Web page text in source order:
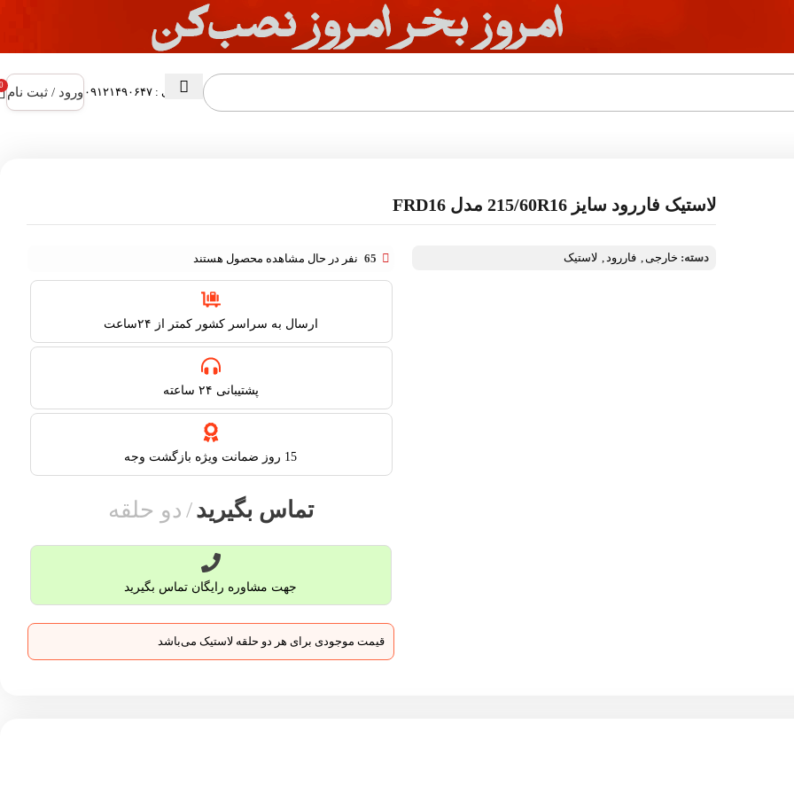
پشتیبانی : ۰۹۱۲۱۴۹۰۶۴۷ ورود / ثبت نام
لاستیک فاررود سایز 215/60R16 مدل FRD16
دسته: خارجی, فاررود, لاستیک 65 نفر در حال مشاهده محصول هستند
ارسال به سراسر کشور کمتر از ۲۴ساعت
پشتیبانی ۲۴ ساعته​
15 روز ضمانت ویژه بازگشت وجه
تماس بگیرید دو حلقه
جهت مشاوره رایگان تماس بگیرید
قیمت موجودی برای هر دو حلقه لاستیک می‌باشد